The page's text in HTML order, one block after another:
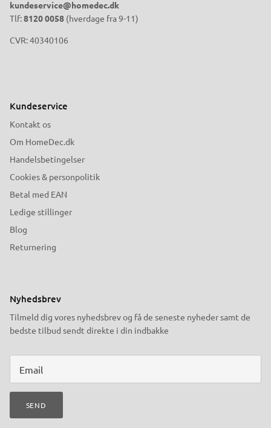
kundeservice@homedec.dk
Tlf:8120 0058 (hverdage fra 9-11)
CVR: 40340106
Kundeservice
Kontakt os
Om HomeDec.dk
Handelsbetingelser
Cookies & personpolitik
Betal med EAN
Ledige stillinger
Blog
Returnering
Nyhedsbrev
Tilmeld dig vores nyhedsbrev og få de seneste nyheder samt de
bedste tilbud sendt direkte i din indbakke
SEND